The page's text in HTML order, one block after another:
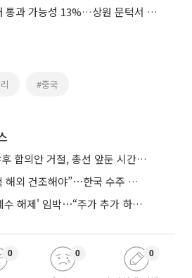
美 클래리티 법안 연내 통과 가능성 13%…상원 문턱서 제동
#중국
합의안 거절, 총선 앞둔 시간 끌기”
백악관 “전투함 등 4척 해외 건조해야”⋯한국 수주 기대
스페이스X 1차 '보호예수 해제' 임박⋯“주가 추가 하락 가능성”
0 0 0